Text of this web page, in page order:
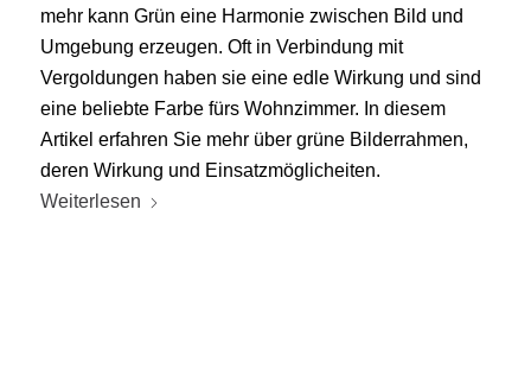
mehr kann Grün eine Harmonie zwischen Bild und
Umgebung erzeugen. Oft in Verbindung mit
Vergoldungen haben sie eine edle Wirkung und sind
eine beliebte Farbe fürs Wohnzimmer. In diesem
Artikel erfahren Sie mehr über grüne Bilderrahmen,
deren Wirkung und Einsatzmöglicheiten.
Weiterlesen